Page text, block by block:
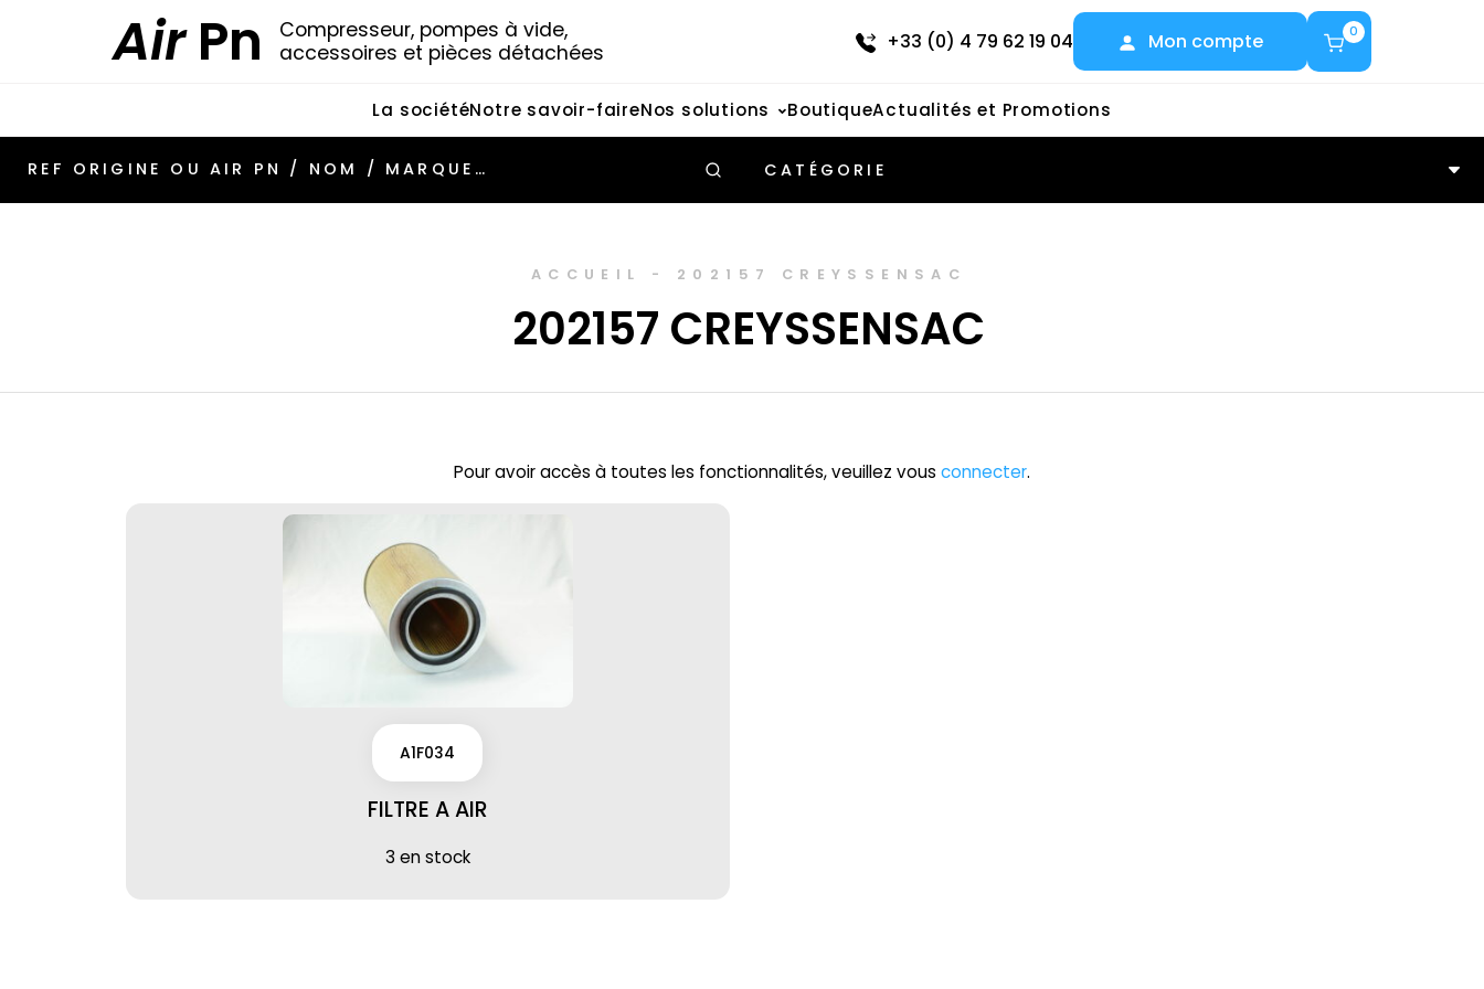
AirPn
Compresseur, pompes à vide,
accessoires et pièces détachées
+33 (0) 4 79 62 19 04 Mon compte 0
La sociétéNotre savoir-faireNos solutions BoutiqueActualités et Promotions
CATÉGORIE
ACCUEIL - 202157 CREYSSENSAC
202157 CREYSSENSAC
Pour avoir accès à toutes les fonctionnalités, veuillez vous connecter.
A1F034
FILTRE A AIR
3 en stock